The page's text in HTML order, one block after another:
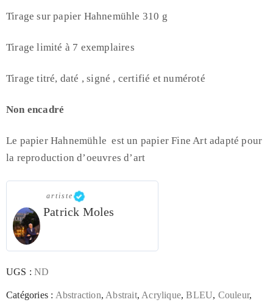
Tirage sur papier Hahnemühle 310 g
Tirage limité à 7 exemplaires
Tirage titré, daté , signé , certifié et numéroté
Non encadré
Le papier Hahnemühle est un papier Fine Art adapté pour
la reproduction d’oeuvres d’art
artiste
Patrick Moles
UGS :ND
Catégories : Abstraction, Abstrait, Acrylique,BLEU, Couleur,